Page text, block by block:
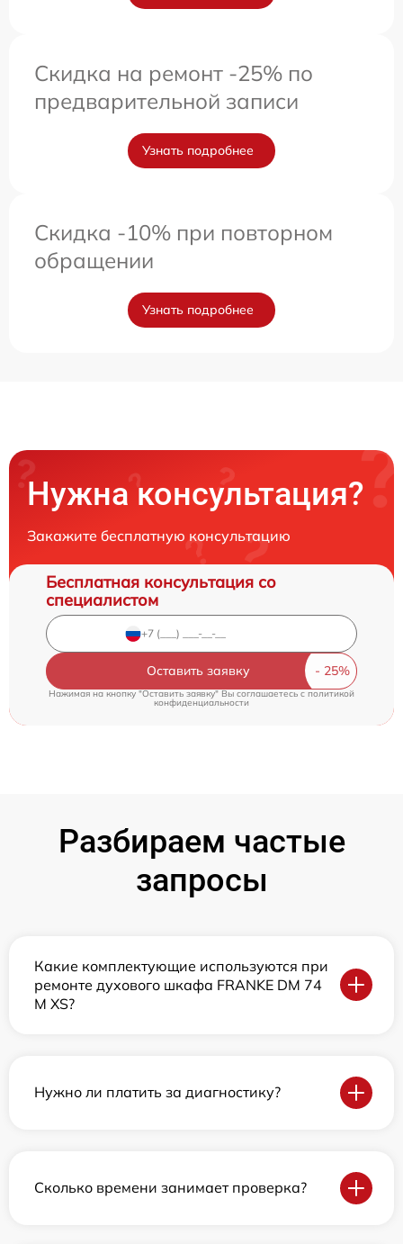
Скидка на ремонт -25% по
предварительной записи
Узнать подробнее
Скидка -10% при повторном
обращении
Узнать подробнее
Нужна консультация?
Закажите бесплатную консультацию
Бесплатная консультация со
специалистом
Оставить заявку
Нажимая на кнопку "Оставить заявку" Вы соглашаетесь cполитикой
конфиденциальности
Разбираем частые
запросы
Какие комплектующие используются при
ремонте духового шкафа FRANKE DM 74
M XS?
Нужно ли платить за диагностику?
Сколько времени занимает проверка?